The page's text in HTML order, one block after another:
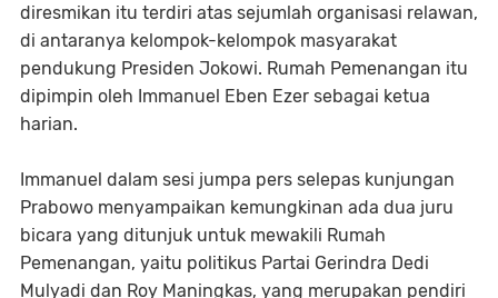
diresmikan itu terdiri atas sejumlah organisasi relawan,
di antaranya kelompok-kelompok masyarakat
pendukung Presiden Jokowi. Rumah Pemenangan itu
dipimpin oleh Immanuel Eben Ezer sebagai ketua
harian.
Immanuel dalam sesi jumpa pers selepas kunjungan
Prabowo menyampaikan kemungkinan ada dua juru
bicara yang ditunjuk untuk mewakili Rumah
Pemenangan, yaitu politikus Partai Gerindra Dedi
Mulyadi dan Roy Maningkas, yang merupakan pendiri